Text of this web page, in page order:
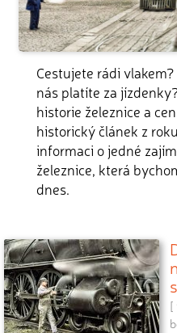
Cestujete rádi
nás platíte za
historie železnice a
historický článek z
informaci o jedné
železnice, která
dnes.
[